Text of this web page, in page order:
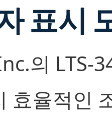
표시
의 LTS-
효율적인